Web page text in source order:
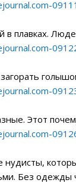
в плавках.
Этот
нудисты,
Без одежды